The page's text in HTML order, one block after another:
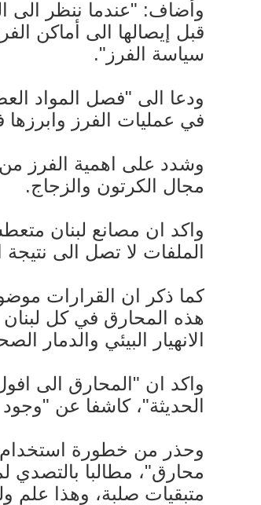
وأضاف: "عندما ننظر الى
قبل إيصالها الى أماكن
سياسة الفرز".
ودعا الى "فصل المواد
في عمليات الفرز وابرزها
وشدد على اهمية الفرز من
مجال الكرتون والزجاج.
واكد ان مصانع لبنان
الملفات لا تصل الى نتيجة
كما ذكر ان القرارات
هذه المحارق في كل
الانهيار البيئي والدمار
واكد ان "المحارق الى
الحديثة"، كاشفا عن
وحذر من خطورة استخدام
محارق"، مطالبا بالتصدي
متبقيات صلبة، وهذا علم